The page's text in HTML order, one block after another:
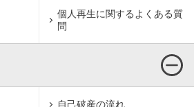
個人再生に関するよくある質
問
自己破産の流れ